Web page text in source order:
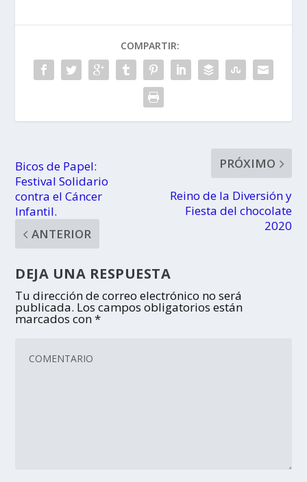
COMPARTIR:
Bicos de Papel:
Festival Solidario
contra el Cáncer
Infantil.
ANTERIOR
PRÓXIMO
Reino de la Diversión y
Fiesta del chocolate
2020
DEJA UNA RESPUESTA
Tu dirección de correo electrónico no será
publicada. Los campos obligatorios están
marcados con*